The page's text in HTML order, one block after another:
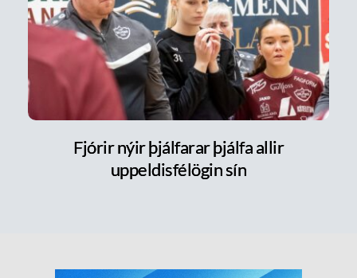
Fjórir nýir þjálfarar þjálfa allir
uppeldisfélögin sín